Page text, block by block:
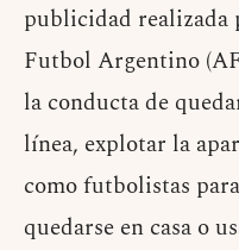
publicidad realizada
Futbol Argentino
la conducta de
línea, explotar la
como futbolistas
quedarse en casa o